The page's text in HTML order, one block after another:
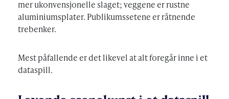
mer ukonvensjonelle slaget; veggene er rustne
aluminiumsplater. Publikumssetene er råtnende
trebenker.
Mest påfallende er det likevel at alt foregår inne i et
dataspill.